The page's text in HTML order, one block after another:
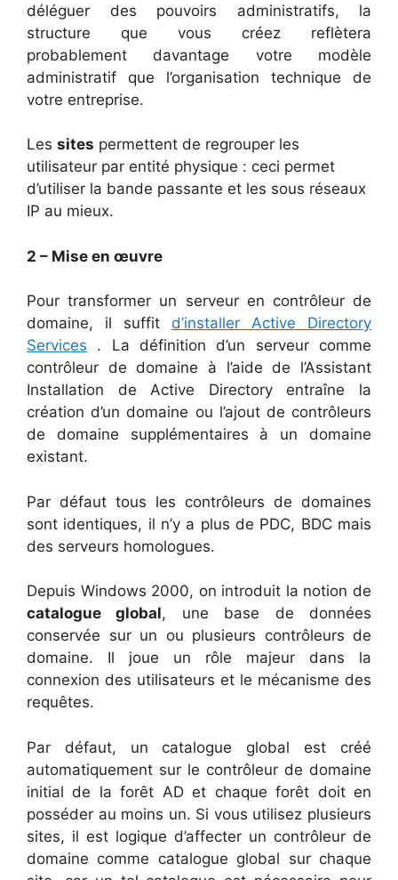
déléguer des pouvoirs administratifs, la
structure que vous créez reflètera
probablement davantage votre modèle
administratif que l’organisation technique de
votre entreprise.
Les sites permettent de regrouper les
utilisateur par entité physique : ceci permet
d’utiliser la bande passante et les sous réseaux
IP au mieux.
2 – Mise en œuvre
Pour transformer un serveur en contrôleur de
domaine, il suffit d’installer Active Directory
Services . La définition d’un serveur comme
contrôleur de domaine à l’aide de l’Assistant
Installation de Active Directory entraîne la
création d’un domaine ou l’ajout de contrôleurs
de domaine supplémentaires à un domaine
existant.
Par défaut tous les contrôleurs de domaines
sont identiques, il n’y a plus de PDC, BDC mais
des serveurs homologues.
Depuis Windows 2000, on introduit la notion de
catalogue global, une base de données
conservée sur un ou plusieurs contrôleurs de
domaine. Il joue un rôle majeur dans la
connexion des utilisateurs et le mécanisme des
requêtes.
Par défaut, un catalogue global est créé
automatiquement sur le contrôleur de domaine
initial de la forêt AD et chaque forêt doit en
posséder au moins un. Si vous utilisez plusieurs
sites, il est logique d’affecter un contrôleur de
domaine comme catalogue global sur chaque